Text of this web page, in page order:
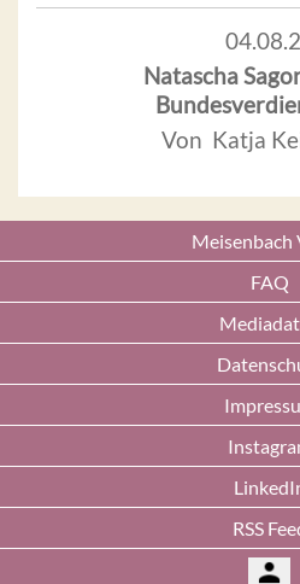
Natascha
Von Katja
Meisenbach
FAQ
RSS